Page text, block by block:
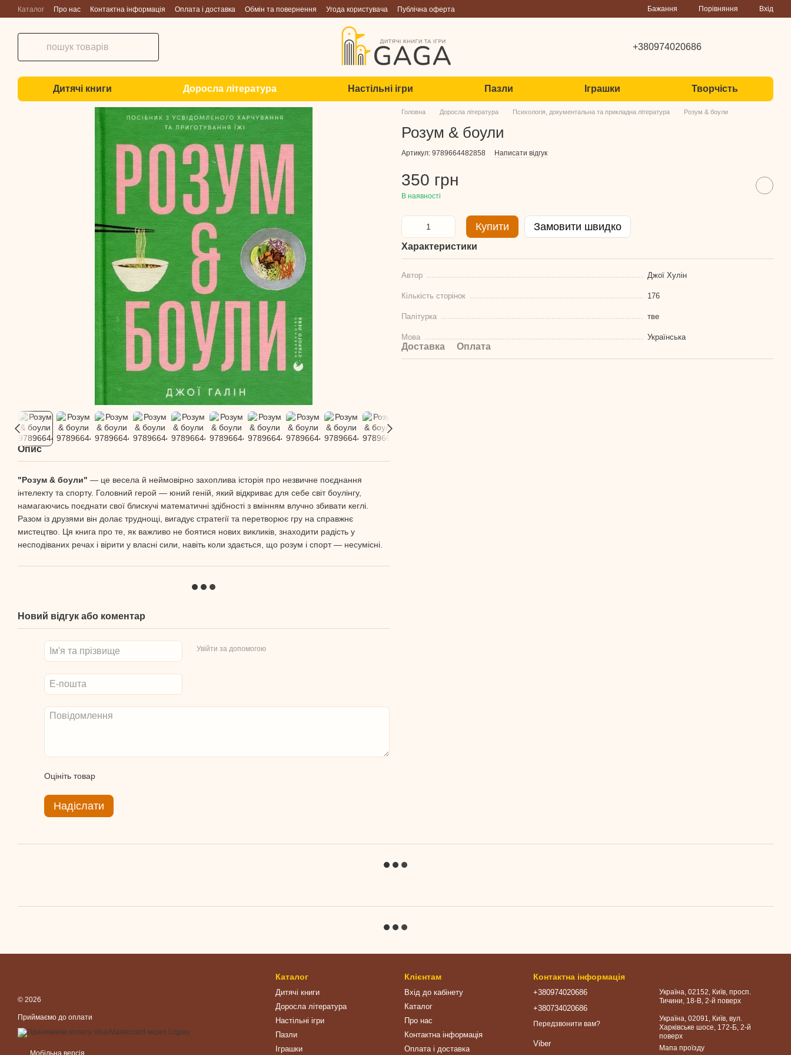
Перейти до основного контенту
Каталог Про нас Контактна інформація Оплата і доставка Обмін та повернення Угода користувача Публічна оферта Бажання Порівняння Вхід
+380974020686
Дитячі книги Доросла література Настільні ігри Пазли Іграшки Творчість
Опис
"Розум & боули" — це весела й неймовірно захоплива історія про незвичне поєднання
інтелекту та спорту. Головний герой — юний геній, який відкриває для себе світ боулінгу,
намагаючись поєднати свої блискучі математичні здібності з вмінням влучно збивати кеглі.
Разом із друзями він долає труднощі, вигадує стратегії та перетворює гру на справжнє
мистецтво. Ця книга про те, як важливо не боятися нових викликів, знаходити радість у
несподіваних речах і вірити у власні сили, навіть коли здається, що розум і спорт — несумісні.
Новий відгук або коментар
Увійти за допомогою
Оцініть товар
Надіслати
Головна Доросла література Психологія, документальна та прикладна література Розум & боули
Розум & боули
Артикул: 9789664482858 Написати відгук
350 грн
В наявності
Купити Замовити швидко
Характеристики
Автор Джої Хулін
Кількість сторінок 176
Палітурка тве
Мова Українська
Доставка Оплата
© 2026
Приймаємо до оплати
Мобільна версія
Каталог
Дитячі книги
Доросла література
Настільні ігри
Пазли
Іграшки
Клієнтам
Вхід до кабінету
Каталог
Про нас
Контактна інформація
Оплата і доставка
Контактна інформація
+380974020686
+380734020686
Передзвонити вам?
Viber
Україна, 02152, Київ, просп.
Тичини, 18-В, 2-й поверх
Україна, 02091, Київ, вул.
Харківське шосе, 172-Б, 2-й
поверх
Мапа проїзду